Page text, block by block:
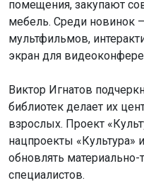
помещения, закупают
мебель. Среди новинок
мультфильмов,
экран для
Виктор Игнатов
библиотек делает их
взрослых. Проект
нацпроекты «Культура»
обновлять материально-
специалистов.